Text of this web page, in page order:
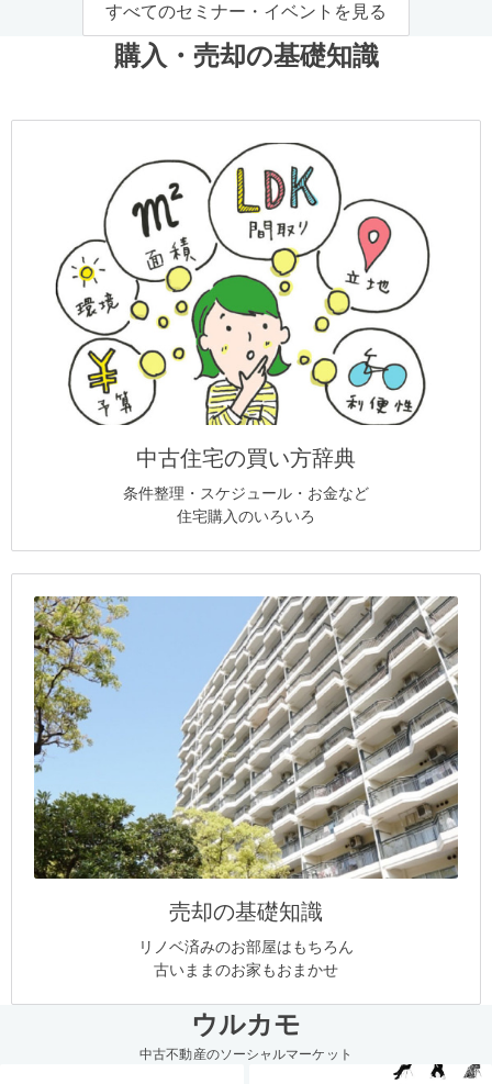
すべてのセミナー・イベントを見る
購入・売却の基礎知識
中古住宅の買い方辞典
条件整理・スケジュール・お金など
住宅購入のいろいろ
売却の基礎知識
リノベ済みのお部屋はもちろん
古いままのお家もおまかせ
ウルカモ
中古不動産のソーシャルマーケット